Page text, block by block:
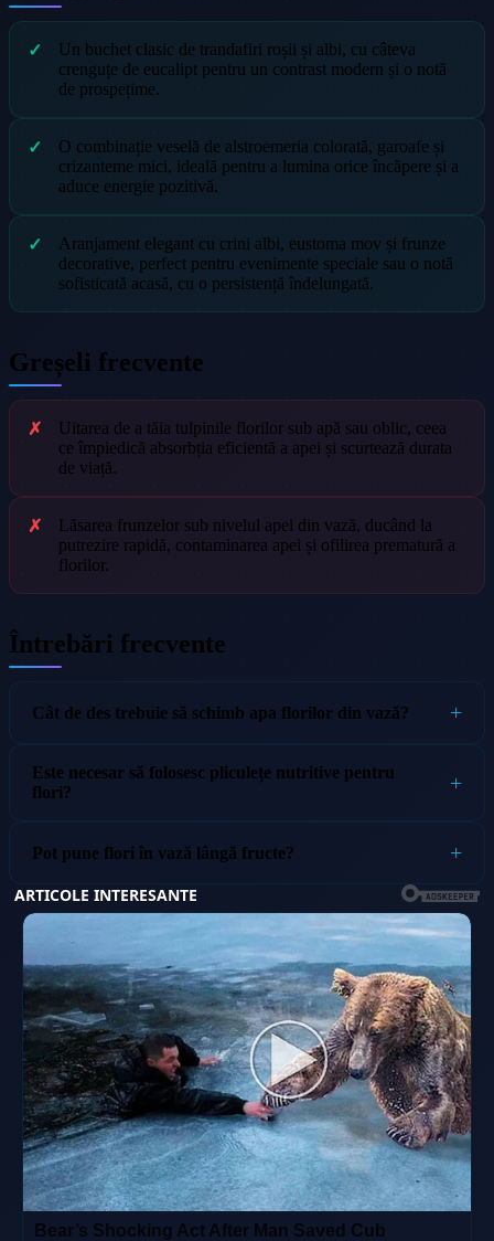
Un buchet clasic de trandafiri roșii și albi, cu câteva
crenguțe de eucalipt pentru un contrast modern și o notă
de prospețime.
O combinație veselă de alstroemeria colorată, garoafe și
crizanteme mici, ideală pentru a lumina orice încăpere și a
aduce energie pozitivă.
Aranjament elegant cu crini albi, eustoma mov și frunze
decorative, perfect pentru evenimente speciale sau o notă
sofisticată acasă, cu o persistență îndelungată.
Greșeli frecvente
Uitarea de a tăia tulpinile florilor sub apă sau oblic, ceea
ce împiedică absorbția eficientă a apei și scurtează durata
de viață.
Lăsarea frunzelor sub nivelul apei din vază, ducând la
putrezire rapidă, contaminarea apei și ofilirea prematură a
florilor.
Întrebări frecvente
Cât de des trebuie să schimb apa florilor din vază?
Este necesar să folosesc pliculețe nutritive pentru
flori?
Pot pune flori în vază lângă fructe?